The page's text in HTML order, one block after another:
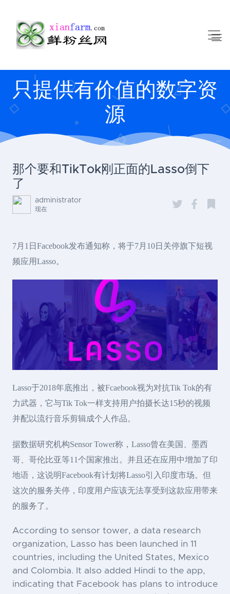
只提供有价值的数字资
源
那个要和TikTok刚正面的Lasso倒下
了
administrator
现在
7月1日Facebook发布通知称，将于7月10日关停旗下短视
频应用Lasso。
Lasso于2018年底推出，被Fcaebook视为对抗Tik Tok的有
力武器，它与Tik Tok一样支持用户拍摄长达15秒的视频
并配以流行音乐剪辑成个人作品。
据数据研究机构Sensor Tower称，Lasso曾在美国、墨西
哥、哥伦比亚等11个国家推出。并且还在应用中增加了印
地语，这说明Facebook有计划将Lasso引入印度市场。但
这次的服务关停，印度用户应该无法享受到这款应用带来
的服务了。
According to sensor tower, a data research
organization, Lasso has been launched in 11
countries, including the United States, Mexico
and Colombia. It also added Hindi to the app,
indicating that Facebook has plans to introduce